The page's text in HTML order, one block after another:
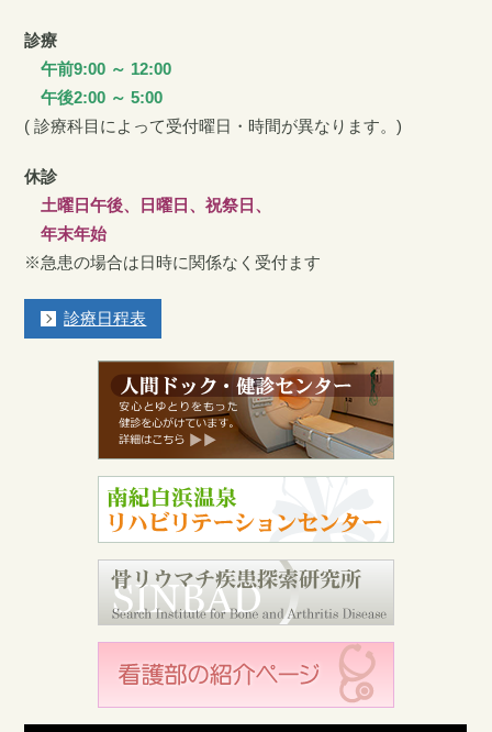
診療
午前9:00 ～ 12:00
午後2:00 ～ 5:00
( 診療科目によって受付曜日・時間が異なります。)
休診
土曜日午後、日曜日、祝祭日、
年末年始
※急患の場合は日時に関係なく受付ます
診療日程表